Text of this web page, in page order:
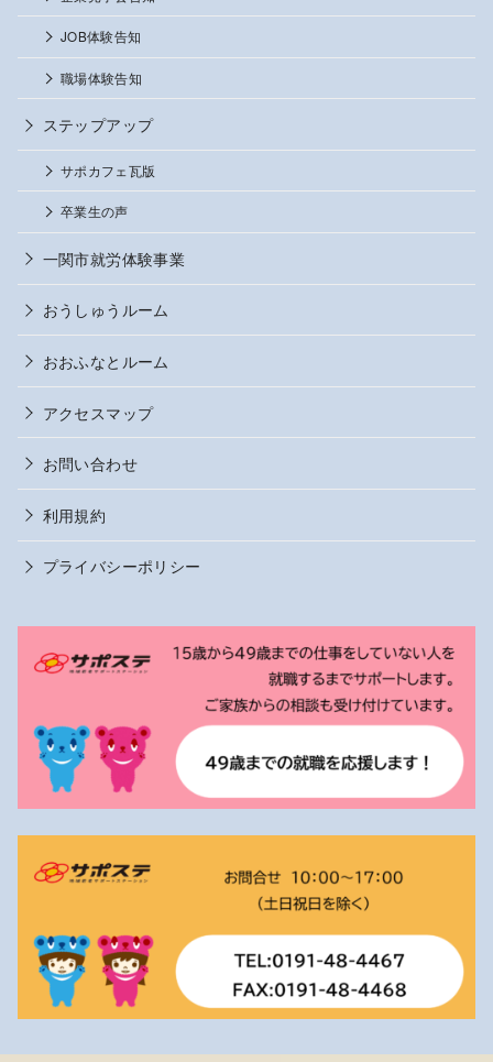
JOB体験告知
職場体験告知
ステップアップ
サポカフェ瓦版
卒業生の声
一関市就労体験事業
おうしゅうルーム
おおふなとルーム
アクセスマップ
お問い合わせ
利用規約
プライバシーポリシー